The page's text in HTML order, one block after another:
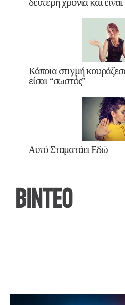
Κάποια στιγμή
είσαι “σωστός”
Αυτό Σταματάει Εδώ
ΒΙΝΤΕΟ